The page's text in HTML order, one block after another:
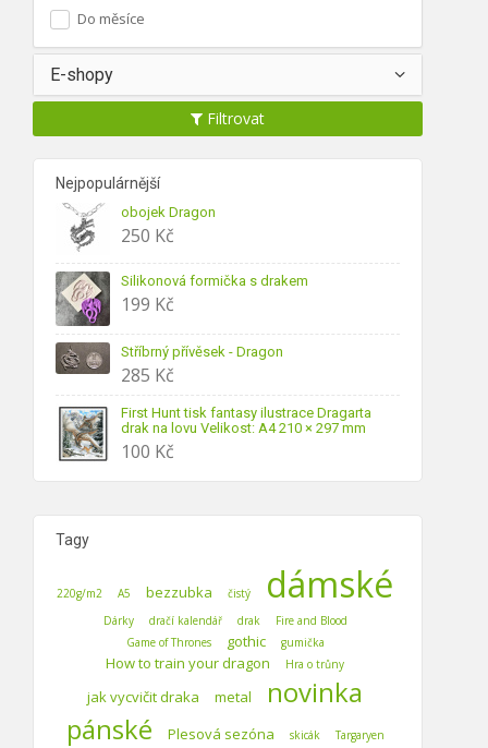
Do měsíce
E-shopy
Filtrovat
Nejpopulárnější
obojek Dragon
250 Kč
Silikonová formička s drakem
199 Kč
Stříbrný přívěsek - Dragon
285 Kč
First Hunt tisk fantasy ilustrace Dragarta
drak na lovu Velikost: A4 210 × 297 mm
100 Kč
Tagy
220g/m2 A5 bezzubka čistý dámské
Dárky dračí kalendář drak
Fire and Blood
Game of Thrones
gothic gumička
How to train your dragon Hra o trůny
jak vycvičit draka metal
novinka
pánské
Plesová sezóna skicák Targaryen